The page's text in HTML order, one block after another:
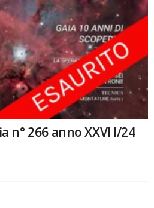
n° 266 anno XXVI I/24